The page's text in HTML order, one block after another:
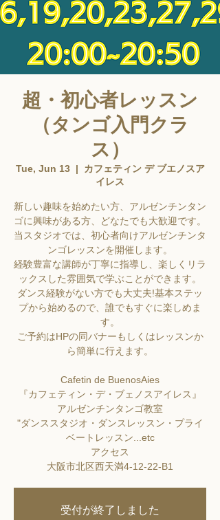
超・初心者レッスン
（タンゴ入門クラ
ス）
Tue, Jun 13
  |
カフェティン デ ブエノスア
イレス
新しい趣味を始めたい方、アルゼンチンタン
ゴに興味がある方、どなたでも大歓迎です。
当スタジオでは、初心者向けアルゼンチンタ
ンゴレッスンを開催します。
経験豊富な講師が丁寧に指導し、楽しくリラ
ックスした雰囲気で学ぶことができます。
ダンス経験がない方でも大丈夫!基本ステッ
プから始めるので、誰でもすぐに楽しめま
す。
ご予約はHPの同バナーもしくはレッスンか
ら簡単に行えます。
Cafetin de BuenosAies
『カフェティン・デ・ブェノスアイレス』
アルゼンチンタンゴ教室
"ダンススタジオ・ダンスレッスン・プライ
ベートレッスン...etc
アクセス
大阪市北区西天満4-12-22-B1
受付が終了しました